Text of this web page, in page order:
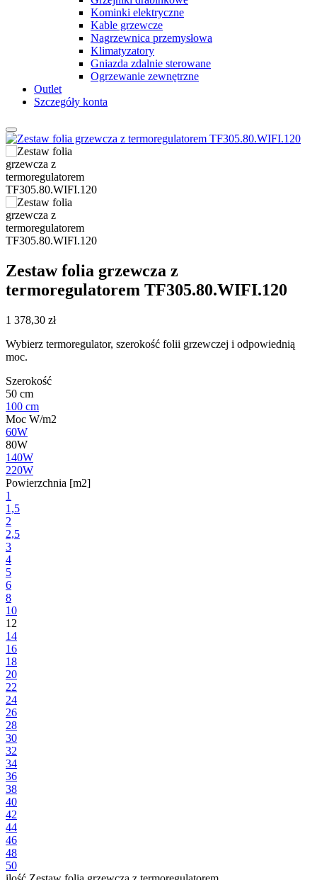
Kominki elektryczne
Kable grzewcze
Nagrzewnica przemysłowa
Klimatyzatory
Gniazda zdalnie sterowane
Ogrzewanie zewnętrzne
Outlet
Szczegóły konta
Zestaw folia grzewcza z
termoregulatorem TF305.80.WIFI.120
1 378,30 zł
Wybierz termoregulator, szerokość folii grzewczej i odpowiednią
moc.
Szerokość
50 cm
100 cm
Moc W/m2
60W
80W
140W
220W
Powierzchnia [m2]
1
1,5
2
2,5
3
4
5
6
8
10
12
14
16
18
20
22
24
26
28
30
32
34
36
38
40
42
44
46
48
50